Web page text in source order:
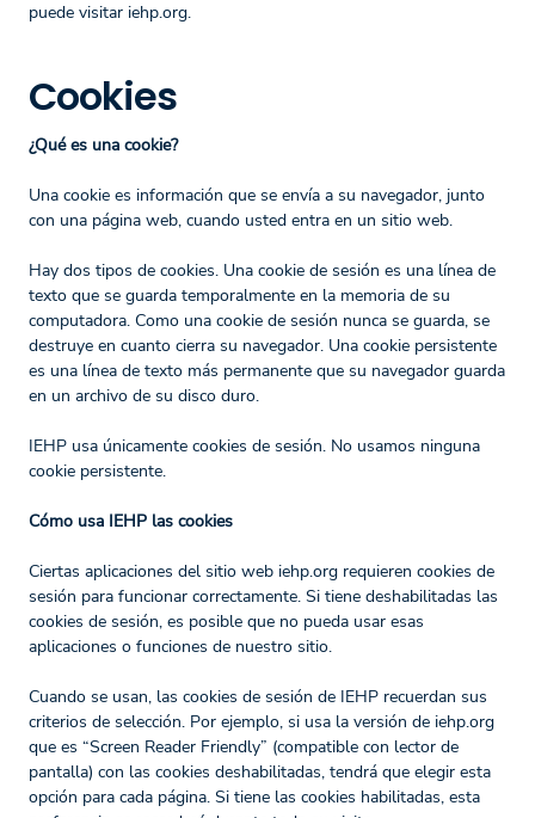
puede visitar iehp.org.
Cookies
¿Qué es una cookie?
Una cookie es información que se envía a su navegador, junto
con una página web, cuando usted entra en un sitio web.
Hay dos tipos de cookies. Una cookie de sesión es una línea de
texto que se guarda temporalmente en la memoria de su
computadora. Como una cookie de sesión nunca se guarda, se
destruye en cuanto cierra su navegador. Una cookie persistente
es una línea de texto más permanente que su navegador guarda
en un archivo de su disco duro.
IEHP usa únicamente cookies de sesión. No usamos ninguna
cookie persistente.
Cómo usa IEHP las cookies
Ciertas aplicaciones del sitio web iehp.org requieren cookies de
sesión para funcionar correctamente. Si tiene deshabilitadas las
cookies de sesión, es posible que no pueda usar esas
aplicaciones o funciones de nuestro sitio.
Cuando se usan, las cookies de sesión de IEHP recuerdan sus
criterios de selección. Por ejemplo, si usa la versión de iehp.org
que es “Screen Reader Friendly” (compatible con lector de
pantalla) con las cookies deshabilitadas, tendrá que elegir esta
opción para cada página. Si tiene las cookies habilitadas, esta